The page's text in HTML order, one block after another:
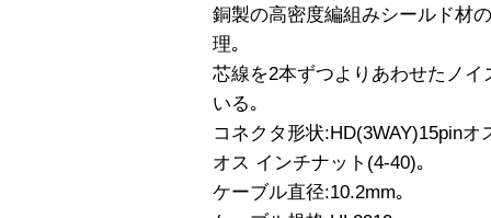
銅製の高密度編組みシールド材
理｡
芯線を2本ずつよりあわせたノ
いる｡
コネクタ形状:HD(3WAY)15pin
オス インチナット(4-40)｡
ケーブル直径:10.2mm｡